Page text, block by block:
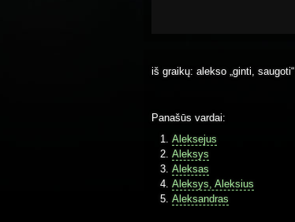
iš graikų: alekso „ginti, saugoti“
Panašūs vardai:
Aleksejus
Aleksys
Aleksas
Aleksys, Aleksius
Aleksandras